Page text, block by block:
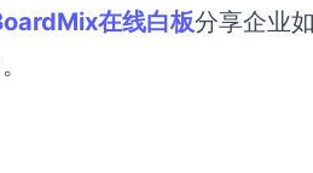
在线白板分享企业